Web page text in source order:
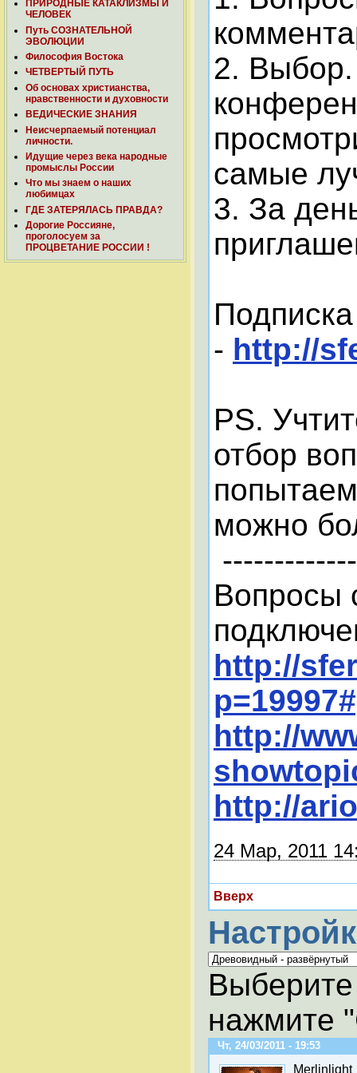
ПРИРОДНЫЕ КАТАКЛИЗМЫ И
ЧЕЛОВЕК
Путь СОЗНАТЕЛЬНОЙ
ЭВОЛЮЦИИ
Философия Востока
ЧЕТВЕРТЫЙ ПУТЬ
Об основах христианства,
нравственности и духовности
ВЕДИЧЕСКИЕ ЗНАНИЯ
Неисчерпаемый потенциал
личности.
Идущие через века народные
промыслы России
Что мы знаем о наших
любимцах
ГДЕ ЗАТЕРЯЛАСЬ ПРАВДА?
Дорогие Россияне,
проголосуем за
ПРОЦВЕТАНИЕ РОССИИ !
2. Выбор.
самые
3. За
- http://
PS.
отбор
можно
Вопросы
http://
http://
http://
24 Мар, 2011
Вверх
нажмите
Чт, 24/03/2011 - 19:53
Merlinlight